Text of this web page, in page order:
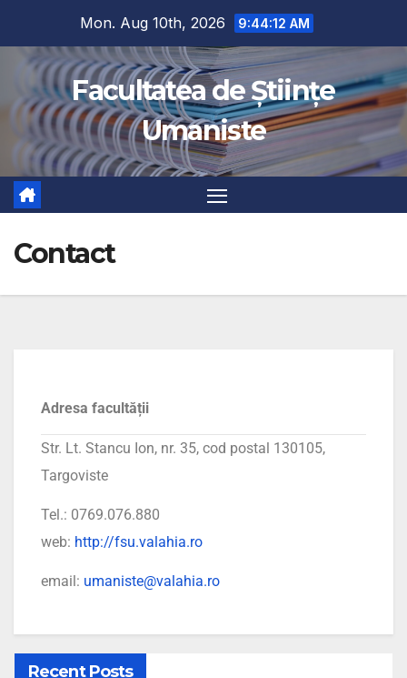
Mon. Aug 10th, 2026 9:44:12 AM
Facultatea de Științe
Umaniste
Contact
Adresa facultății
Str. Lt. Stancu Ion, nr. 35, cod postal 130105,
Targoviste
Tel.: 0769.076.880
web: http://fsu.valahia.ro
email: umaniste@valahia.ro
Recent Posts